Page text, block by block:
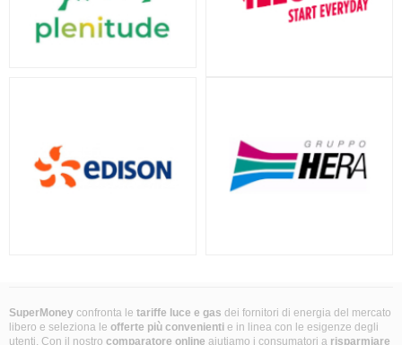
SuperMoney confronta le tariffe luce e gas dei fornitori di energia del mercato
libero e seleziona le offerte più convenienti e in linea con le esigenze degli
utenti. Con il nostro comparatore online aiutiamo i consumatori a risparmiare